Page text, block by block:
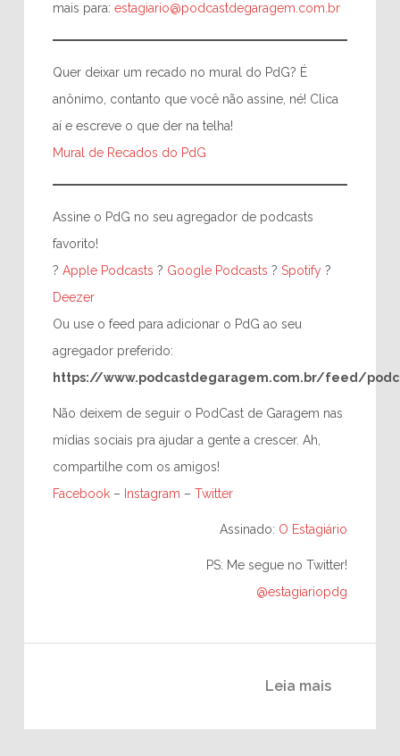
mais para: estagiario@podcastdegaragem.com.br
Quer deixar um recado no mural do PdG? É
anônimo, contanto que você não assine, né! Clica
aí e escreve o que der na telha!
Mural de Recados do PdG
Assine o PdG no seu agregador de podcasts
favorito!
? Apple Podcasts ? Google Podcasts ? Spotify?
Deezer
Ou use o feed para adicionar o PdG ao seu
agregador preferido:
https://www.podcastdegaragem.com.br/feed/
Não deixem de seguir o PodCast de Garagem nas
mídias sociais pra ajudar a gente a crescer. Ah,
compartilhe com os amigos!
Facebook– Instagram – Twitter
Assinado: O Estagiário
PS: Me segue no Twitter!
@estagiariopdg
Leia mais